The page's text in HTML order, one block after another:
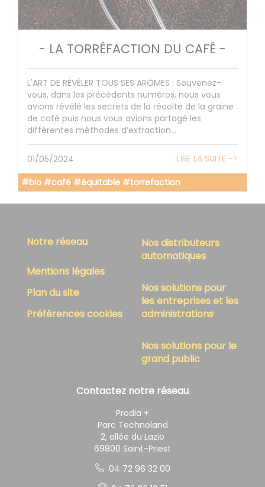
- LA TORRÉFACTION DU CAFÉ -
L'ART DE RÉVÉLER TOUS SES ARÔMES : Souvenez-
vous, dans les précédents numéros, nous vous
avions révélé les secrets de la récolte de la graine
de café puis nous vous avions partagé les
différentes méthodes d’extraction...
01/05/2024
LIRE LA SUITE ->
#bio #café #équitable #torrefaction
Notre réseau
Mentions légales
Plan du site
Préférences cookies
Nos distributeurs
automatiques
Nos solutions pour
les entreprises et les
administrations
Nos solutions pour le
grand public
Contactez notre réseau
Prodia +
Parc Technoland
2, allée du Lazio
69800 Saint-Priest
04 72 96 32 00